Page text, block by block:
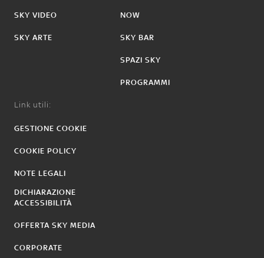
SKY VIDEO
SKY ARTE
NOW
SKY BAR
SPAZI SKY
PROGRAMMI
Link utili:
GESTIONE COOKIE
COOKIE POLICY
NOTE LEGALI
DICHIARAZIONE
ACCESSIBILITÀ
OFFERTA SKY MEDIA
CORPORATE